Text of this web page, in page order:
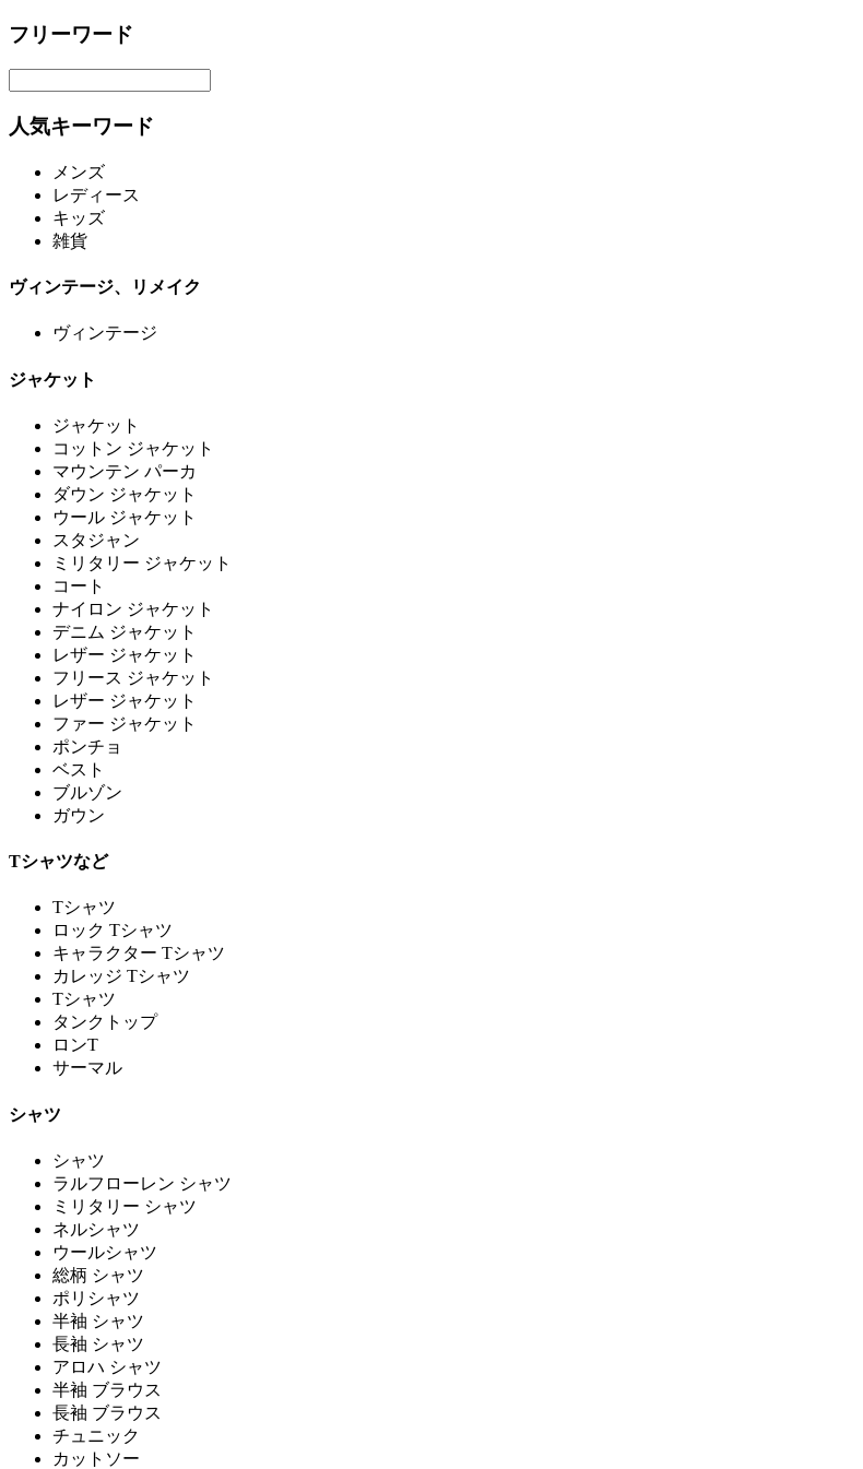
フリーワード
人気キーワード
メンズ
レディース
キッズ
雑貨
ヴィンテージ、リメイク
ヴィンテージ
ジャケット
ジャケット
コットン ジャケット
マウンテン パーカ
ダウン ジャケット
ウール ジャケット
スタジャン
ミリタリー ジャケット
コート
ナイロン ジャケット
デニム ジャケット
レザー ジャケット
フリース ジャケット
レザー ジャケット
ファー ジャケット
ポンチョ
ベスト
ブルゾン
ガウン
Tシャツなど
Tシャツ
ロック Tシャツ
キャラクター Tシャツ
カレッジ Tシャツ
Tシャツ
タンクトップ
ロンT
サーマル
シャツ
シャツ
ラルフローレン シャツ
ミリタリー シャツ
ネルシャツ
ウールシャツ
総柄 シャツ
ポリシャツ
半袖 シャツ
長袖 シャツ
アロハ シャツ
半袖 ブラウス
長袖 ブラウス
チュニック
カットソー